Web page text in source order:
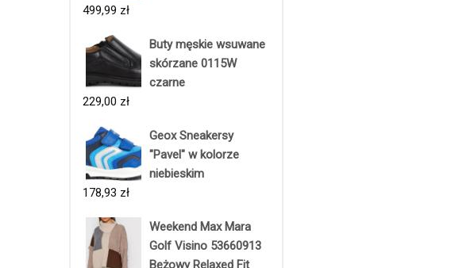
499,99 zł
Buty męskie wsuwane
skórzane 0115W
czarne
229,00 zł
Geox Sneakersy
"Pavel" w kolorze
niebieskim
178,93 zł
Weekend Max Mara
Golf Visino 53660913
Beżowy Relaxed Fit